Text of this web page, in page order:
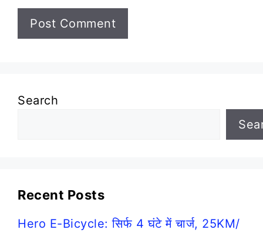
Search
Recent Posts
Hero E-Bicycle: सिर्फ 4 घंटे में चार्ज, 25KM/